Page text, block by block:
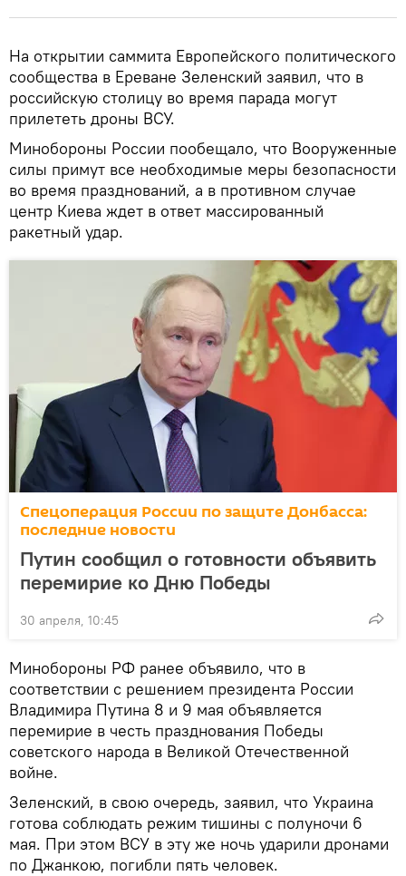
На открытии саммита Европейского политического
сообщества в Ереване Зеленский заявил, что в
российскую столицу во время парада могут
прилететь дроны ВСУ.
Минобороны России пообещало, что Вооруженные
силы примут все необходимые меры безопасности
во время празднований, а в противном случае
центр Киева ждет в ответ массированный
ракетный удар.
Спецоперация России по защите Донбасса:
последние новости
Путин сообщил о готовности объявить
перемирие ко Дню Победы
30 апреля, 10:45
Минобороны РФ ранее объявило, что в
соответствии с решением президента России
Владимира Путина 8 и 9 мая объявляется
перемирие в честь празднования Победы
советского народа в Великой Отечественной
войне.
Зеленский, в свою очередь, заявил, что Украина
готова соблюдать режим тишины с полуночи 6
мая. При этом ВСУ в эту же ночь ударили дронами
по Джанкою, погибли пять человек.